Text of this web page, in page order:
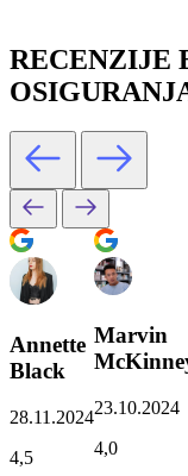
RECENZIJE
Annette
Black
28.11.2024
4,5
Marvin
23.10.2024
4,0